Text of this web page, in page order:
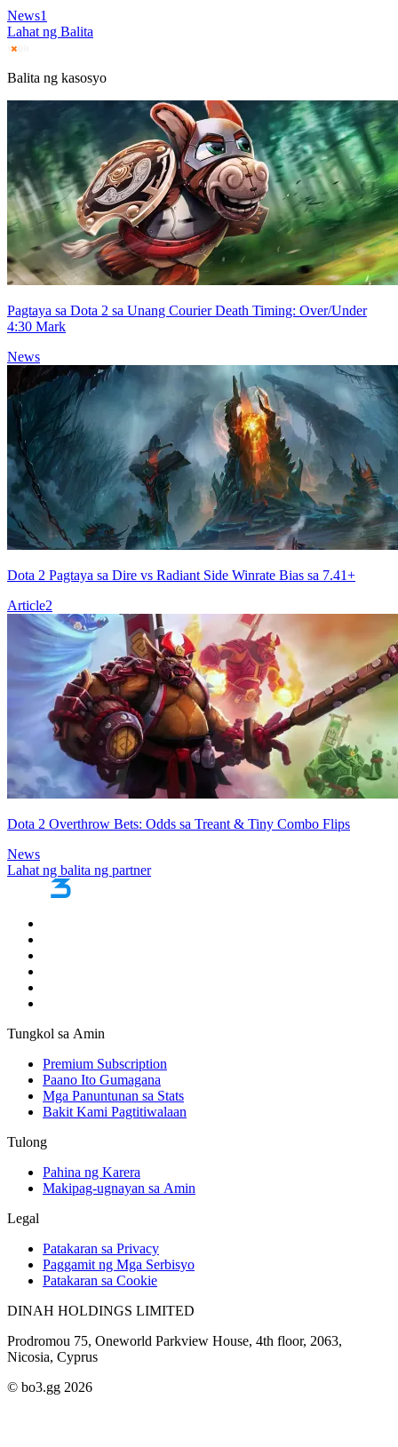
News1
Lahat ng Balita
Balita ng kasosyo
Pagtaya sa Dota 2 sa Unang Courier Death Timing: Over/Under
4:30 Mark
News
Dota 2 Pagtaya sa Dire vs Radiant Side Winrate Bias sa 7.41+
Article2
Dota 2 Overthrow Bets: Odds sa Treant & Tiny Combo Flips
News
Lahat ng balita ng partner
Tungkol sa Amin
Premium Subscription
Paano Ito Gumagana
Mga Panuntunan sa Stats
Bakit Kami Pagtitiwalaan
Tulong
Pahina ng Karera
Makipag-ugnayan sa Amin
Legal
Patakaran sa Privacy
Paggamit ng Mga Serbisyo
Patakaran sa Cookie
DINAH HOLDINGS LIMITED
Prodromou 75, Oneworld Parkview House, 4th floor, 2063,
Nicosia, Cyprus
© bo3.gg 2026